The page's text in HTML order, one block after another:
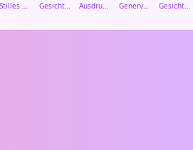
Stilles Gesicht Gesicht mit hochgezogener Augenbraue Ausdrucksloses Gesicht Genervtes Gesicht Gesicht mit Augenrollen